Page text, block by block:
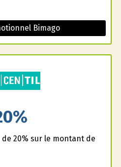
Bimago
de 20% sur le montant de